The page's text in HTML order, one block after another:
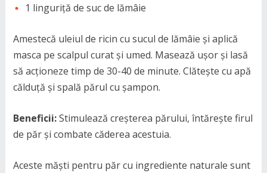
1 linguriță de suc de lămâie
Amestecă uleiul de ricin cu sucul de lămâie și aplică
masca pe scalpul curat și umed. Masează ușor și lasă
să acționeze timp de 30-40 de minute. Clătește cu apă
călduță și spală părul cu șampon.
Beneficii:Stimulează creșterea părului, întărește firul
de păr și combate căderea acestuia.
Aceste măști pentru păr cu ingrediente naturale sunt